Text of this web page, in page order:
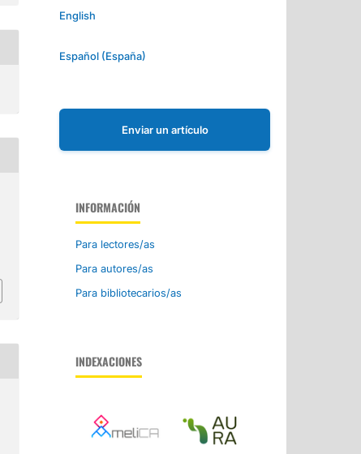
English
Español (España)
Enviar un artículo
INFORMACIÓN
Para lectores/as
Para autores/as
Para bibliotecarios/as
INDEXACIONES